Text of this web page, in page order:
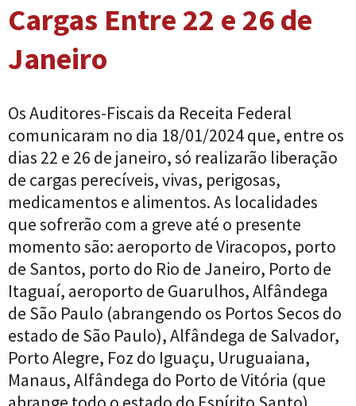
Cargas Entre 22 e 26 de
Janeiro
Os Auditores-Fiscais da Receita Federal
comunicaram no dia 18/01/2024 que, entre os
dias 22 e 26 de janeiro, só realizarão liberação
de cargas perecíveis, vivas, perigosas,
medicamentos e alimentos. As localidades
que sofrerão com a greve até o presente
momento são: aeroporto de Viracopos, porto
de Santos, porto do Rio de Janeiro, Porto de
Itaguaí, aeroporto de Guarulhos, Alfândega
de São Paulo (abrangendo os Portos Secos do
estado de São Paulo), Alfândega de Salvador,
Porto Alegre, Foz do Iguaçu, Uruguaiana,
Manaus, Alfândega do Porto de Vitória (que